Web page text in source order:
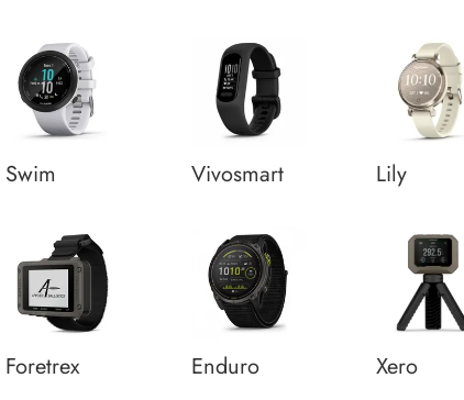
Swim Vivosmart Lily
Foretrex Enduro Xero